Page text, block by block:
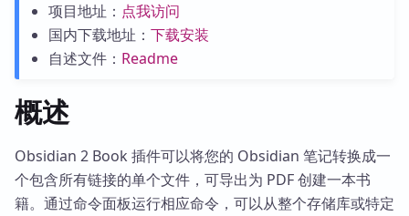
项目地址： 点我访问
国内下载地址： 下载安装
自述文件： Readme
概述
Obsidian 2 Book 插件可以将您的 Obsidian 笔记转换成一
个包含所有链接的单个文件，可导出为 PDF 创建一本书
籍。通过命令面板运行相应命令，可以从整个存储库或特定